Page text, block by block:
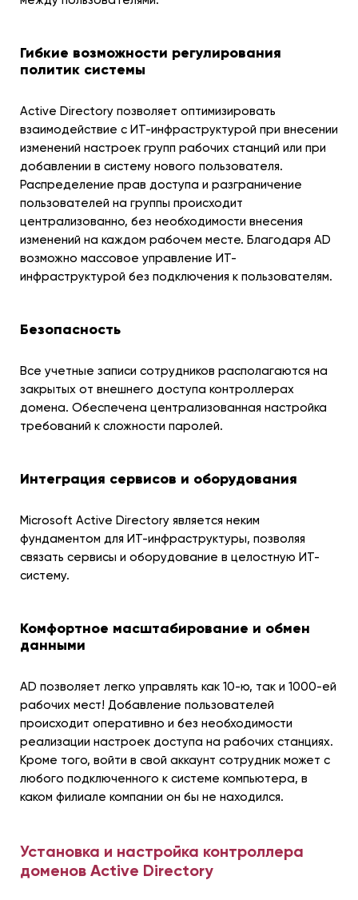
Гибкие возможности регулирования
политик системы
Active Directory позволяет оптимизировать
взаимодействие с ИТ-инфраструктурой при внесении
изменений настроек групп рабочих станций или при
добавлении в систему нового пользователя.
Распределение прав доступа и разграничение
пользователей на группы происходит
централизованно, без необходимости внесения
изменений на каждом рабочем месте. Благодаря AD
возможно массовое управление ИТ-
инфраструктурой без подключения к пользователям.
Безопасность
Все учетные записи сотрудников располагаются на
закрытых от внешнего доступа контроллерах
домена. Обеспечена централизованная настройка
требований к сложности паролей.
Интеграция сервисов и оборудования
Microsoft Active Directory является неким
фундаментом для ИТ-инфраструктуры, позволяя
связать сервисы и оборудование в целостную ИТ-
систему.
Комфортное масштабирование и обмен
данными
AD позволяет легко управлять как 10-ю, так и 1000-ей
рабочих мест! Добавление пользователей
происходит оперативно и без необходимости
реализации настроек доступа на рабочих станциях.
Кроме того, войти в свой аккаунт сотрудник может с
любого подключенного к системе компьютера, в
каком филиале компании он бы не находился.
Установка и настройка контроллера
доменов Active Directory